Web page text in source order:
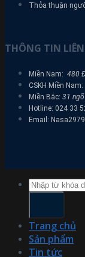
Thỏa thuận
THÔNG TIN
Miền Nam: 480
CSKH Miền
Miền Bắc: 31 ngõ
Hotline: 024 33
Email:
Tìm
kiếm:
Trang chủ
Sản phẩm
Tin tức